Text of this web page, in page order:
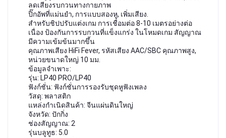
ลดเสียงรบกวนทางกายภาพ
ปิ๊กอัพที่แม่นยำ, การแบบสองหู, เพิ่มเสียง.
สำหรับชิปปรับแต่งเกม การเชื่อมต่อ 8-10 เมตรอย่างต่อ
เนื่อง ป้องกันการรบกวนที่แข็งแกร่ง ในโหมดเกม สัญญาณ
มีความเข้มข้นมากขึ้น
คุณภาพเสียง HiFi Fever, รหัสเสียง AAC/SBC คุณภาพสูง,
หน่วยขนาดใหญ่ 10 มม.
ข้อมูลจำเพาะ:
รุ่น: LP40 PRO/LP40
ฟังก์ชั่น: ฟังก์ชั่นการรองรับชุดหูฟังเพลง
วัสดุ: พลาสติก
แหล่งกำเนิดสินค้า: จีนแผ่นดินใหญ่
จังหวัด: ปักกิ่ง
ช่องสัญญาณ: 2
รุ่นบลูทูธ: 5.0